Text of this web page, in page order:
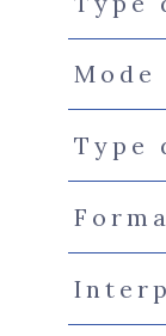
Mode
Type